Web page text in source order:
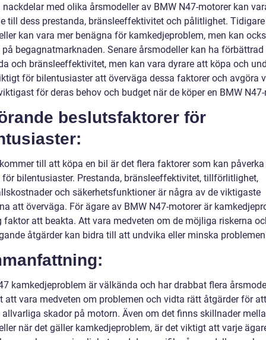
nackdelar med olika årsmodeller av BMW N47-motorer kan
till dess prestanda, bränsleeffektivitet och pålitlighet. Tidigare
kan vara mer benägna för kamkedjeproblem, men kan
begagnatmarknaden. Senare årsmodeller kan ha förbättrad
och bränsleeffektivitet, men kan vara dyrare att köpa och
för bilentusiaster att överväga dessa faktorer och avgöra
för deras behov och budget när de köper en BMW
beslutsfaktorer för
till att köpa en bil är det flera faktorer som kan påverka
för bilentusiaster. Prestanda, bränsleeffektivitet, tillförlitlighet,
och säkerhetsfunktioner är några av de viktigaste
att överväga. För ägare av BMW N47-motorer är
faktor att beakta. Att vara medveten om de möjliga riskerna
åtgärder kan bidra till att undvika eller minska
kamkedjeproblem är välkända och har drabbat flera
att vara medveten om problemen och vidta rätt åtgärder för att
skador på motorn. Även om det finns skillnader
när det gäller kamkedjeproblem, är det viktigt att varje